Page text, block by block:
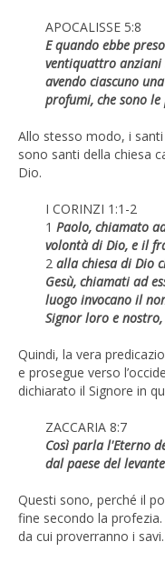
APOCALISSE 5:8
E quando ebbe
ventiquattro
avendo ciascuno
profumi, che sono
Allo stesso modo, i
sono santi della chiesa
Dio.
I CORINZI 1:1-2
1 Paolo, chiamato
volontà di Dio, e il
2 alla chiesa di Dio
Gesù, chiamati ad
luogo invocano il
Signor loro e nostro,
Quindi, la vera
e prosegue verso
dichiarato il Signore in
ZACCARIA 8:7
Così parla l'Eterno
dal paese del
Questi sono, perché il
fine secondo la profezia.
da cui proverranno i savi.